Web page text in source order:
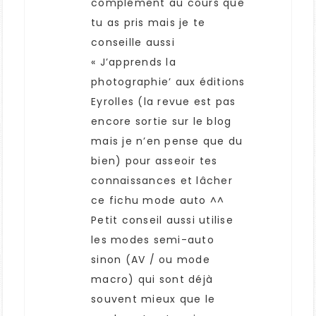
complément au cours que
tu as pris mais je te
conseille aussi
« J’apprends la
photographie’ aux éditions
Eyrolles (la revue est pas
encore sortie sur le blog
mais je n’en pense que du
bien) pour asseoir tes
connaissances et lâcher
ce fichu mode auto ^^
Petit conseil aussi utilise
les modes semi-auto
sinon (AV / ou mode
macro) qui sont déjà
souvent mieux que le